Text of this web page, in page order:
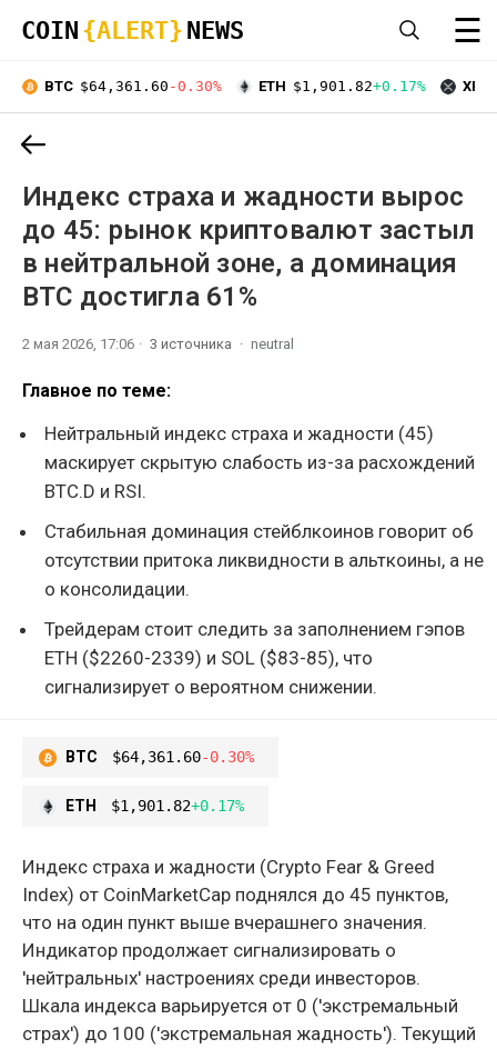
COIN {ALERT} NEWS ☰
BTC $64,361.60 -0.30% ETH $1,901.82+0.17% XRP
Индекс страха и жадности вырос
до 45: рынок криптовалют застыл
в нейтральной зоне, а доминация
BTC достигла 61%
2 мая 2026, 17:06 3 источника neutral
Главное по теме:
Нейтральный индекс страха и жадности (45)
маскирует скрытую слабость из-за расхождений
BTC.D и RSI.
Стабильная доминация стейблкоинов говорит об
отсутствии притока ликвидности в альткоины, а не
о консолидации.
Трейдерам стоит следить за заполнением гэпов
ETH ($2260-2339) и SOL ($83-85), что
сигнализирует о вероятном снижении.
BTC $64,361.60-0.30%
ETH $1,901.82+0.17%
Индекс страха и жадности (Crypto Fear & Greed
Index) от CoinMarketCap поднялся до 45 пунктов,
что на один пункт выше вчерашнего значения.
Индикатор продолжает сигнализировать о
'нейтральных' настроениях среди инвесторов.
Шкала индекса варьируется от 0 ('экстремальный
страх') до 100 ('экстремальная жадность'). Текущий